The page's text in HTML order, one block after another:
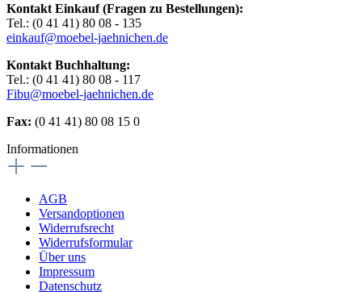
Kontakt Einkauf (Fragen zu Bestellungen):
Tel.: (0 41 41) 80 08 - 135
einkauf@moebel-jaehnichen.de
Kontakt Buchhaltung:
Tel.: (0 41 41) 80 08 - 117
Fibu@moebel-jaehnichen.de
Fax: (0 41 41) 80 08 15 0
Informationen
AGB
Versandoptionen
Widerrufsrecht
Widerrufsformular
Über uns
Impressum
Datenschutz